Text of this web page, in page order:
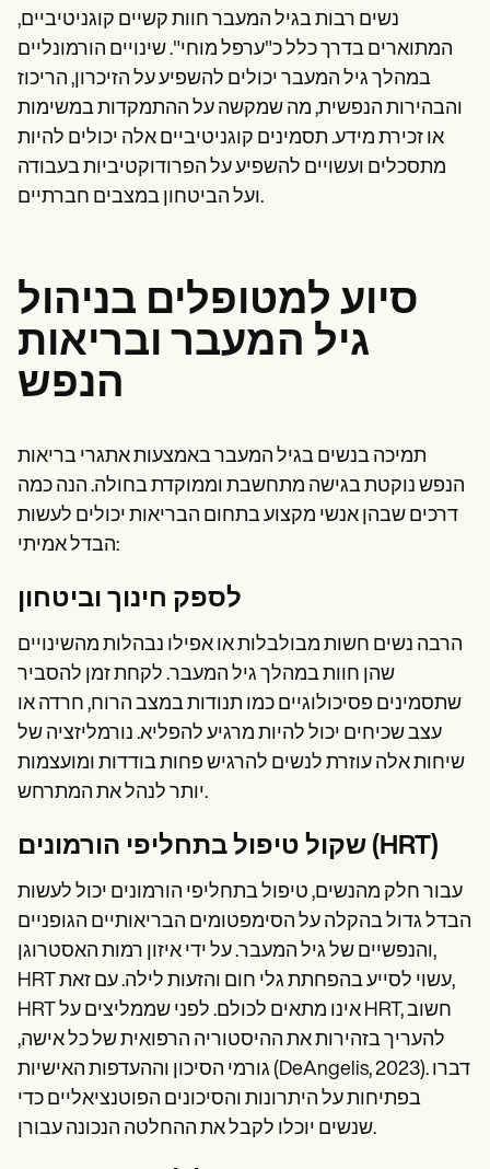
נשים רבות בגיל המעבר חוות קשיים קוגניטיביים,
המתוארים בדרך כלל כ"ערפל מוחי". שינויים הורמונליים
במהלך גיל המעבר יכולים להשפיע על הזיכרון, הריכוז
והבהירות הנפשית, מה שמקשה על ההתמקדות במשימות
או זכירת מידע. תסמינים קוגניטיביים אלה יכולים להיות
מתסכלים ועשויים להשפיע על הפרודוקטיביות בעבודה
ועל הביטחון במצבים חברתיים.
סיוע למטופלים בניהול
גיל המעבר ובריאות
הנפש
תמיכה בנשים בגיל המעבר באמצעות אתגרי בריאות
הנפש נוקטת בגישה מתחשבת וממוקדת בחולה. הנה כמה
דרכים שבהן אנשי מקצוע בתחום הבריאות יכולים לעשות
הבדל אמיתי:
לספק חינוך וביטחון
הרבה נשים חשות מבולבלות או אפילו נבהלות מהשינויים
שהן חוות במהלך גיל המעבר. לקחת זמן להסביר
שתסמינים פסיכולוגיים כמו תנודות במצב הרוח, חרדה או
עצב שכיחים יכול להיות מרגיע להפליא. נורמליזציה של
שיחות אלה עוזרת לנשים להרגיש פחות בודדות ומועצמות
יותר לנהל את המתרחש.
שקול טיפול בתחליפי הורמונים (HRT)
עבור חלק מהנשים, טיפול בתחליפי הורמונים יכול לעשות
הבדל גדול בהקלה על הסימפטומים הבריאותיים הגופניים
והנפשיים של גיל המעבר. על ידי איזון רמות האסטרוגן,
HRT עשוי לסייע בהפחתת גלי חום והזעות לילה. עם זאת,
HRT אינו מתאים לכולם. לפני שממליצים על HRT, חשוב
להעריך בזהירות את ההיסטוריה הרפואית של כל אישה,
גורמי הסיכון וההעדפות האישיות (DeAngelis, 2023). דברו
בפתיחות על היתרונות והסיכונים הפוטנציאליים כדי
שנשים יוכלו לקבל את ההחלטה הנכונה עבורן.